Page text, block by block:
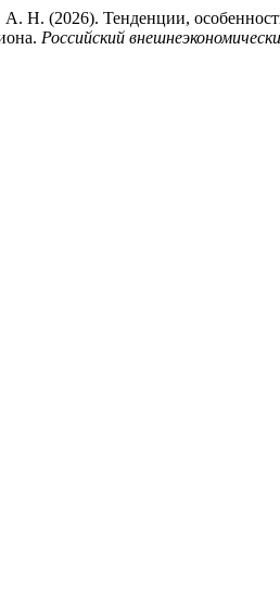
Н. (2026). Тенденции,
Российский